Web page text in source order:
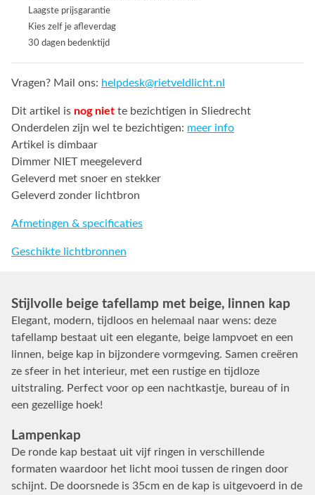
Laagste prijsgarantie
Kies zelf je afleverdag
30 dagen bedenktijd
Vragen? Mail ons: helpdesk@rietveldlicht.nl
Dit artikel is nog niet te bezichtigen in Sliedrecht
Onderdelen zijn wel te bezichtigen: meer info
Artikel is dimbaar
Dimmer NIET meegeleverd
Geleverd met snoer en stekker
Geleverd zonder lichtbron
Afmetingen & specificaties
Geschikte lichtbronnen
Stijlvolle beige tafellamp met beige, linnen kap
Elegant, modern, tijdloos en helemaal naar wens: deze
tafellamp bestaat uit een elegante, beige lampvoet en een
linnen, beige kap in bijzondere vormgeving. Samen creëren
ze sfeer in het interieur, met een rustige en tijdloze
uitstraling. Perfect voor op een nachtkastje, bureau of in
een gezellige hoek!
Lampenkap
De ronde kap bestaat uit vijf ringen in verschillende
formaten waardoor het licht mooi tussen de ringen door
schijnt. De doorsnede is 35cm en de kap is uitgevoerd in de